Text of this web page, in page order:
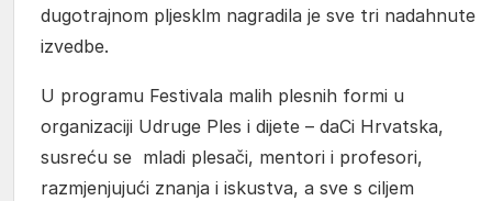
dugotrajnom pljesklm nagradila je sve tri nadahnute
izvedbe.
U programu Festivala malih plesnih formi u
organizaciji Udruge Ples i dijete – daCi Hrvatska,
susreću se mladi plesači, mentori i profesori,
razmjenjujući znanja i iskustva, a sve s ciljem